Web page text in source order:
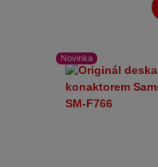
Novinka